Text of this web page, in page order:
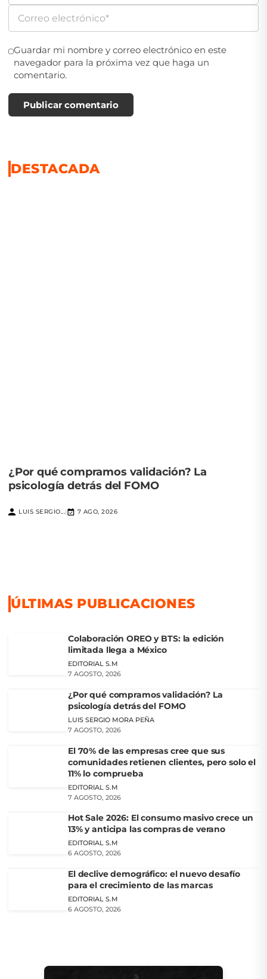
Guardar mi nombre y correo electrónico en este
navegador para la próxima vez que haga un
comentario.
Publicar comentario
DESTACADA
¿Por qué compramos validación? La
psicología detrás del FOMO
LUIS SERGIO... 7 AGO, 2026
ÚLTIMAS PUBLICACIONES
Colaboración OREO y BTS: la edición
limitada llega a México
EDITORIAL S.M
7 AGOSTO, 2026
¿Por qué compramos validación? La
psicología detrás del FOMO
LUIS SERGIO MORA PEÑA
7 AGOSTO, 2026
El 70% de las empresas cree que sus
comunidades retienen clientes, pero solo el
11% lo comprueba
EDITORIAL S.M
7 AGOSTO, 2026
Hot Sale 2026: El consumo masivo crece un
13% y anticipa las compras de verano
EDITORIAL S.M
6 AGOSTO, 2026
El declive demográfico: el nuevo desafío
para el crecimiento de las marcas
EDITORIAL S.M
6 AGOSTO, 2026